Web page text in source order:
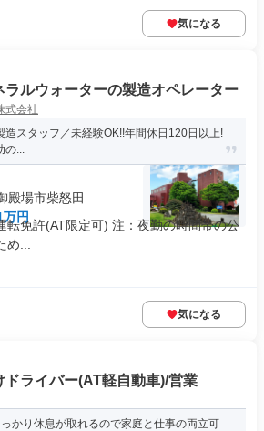
気になる
ラルウォーターの製造オペレーター
式会社
造スタッフ／未経験OK!!年間休日120日以上!
の...
殿場市柴怒田
円
転免許(AT限定可) 注：夜勤の時間帯の公
...
気になる
ライバー(AT軽自動車)/営業
かり休息が取れるので家庭と仕事の両立可